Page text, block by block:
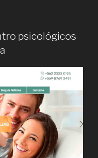
psicológicos